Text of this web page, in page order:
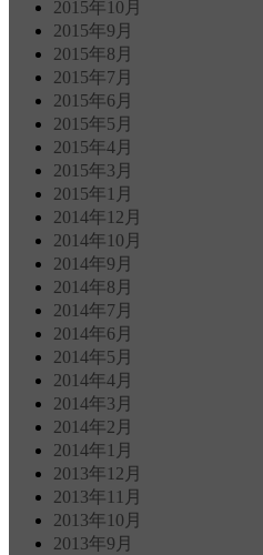
2015年10月
2015年9月
2015年8月
2015年7月
2015年6月
2015年5月
2015年4月
2015年3月
2015年1月
2014年12月
2014年10月
2014年9月
2014年8月
2014年7月
2014年6月
2014年5月
2014年4月
2014年3月
2014年2月
2014年1月
2013年12月
2013年11月
2013年10月
2013年9月